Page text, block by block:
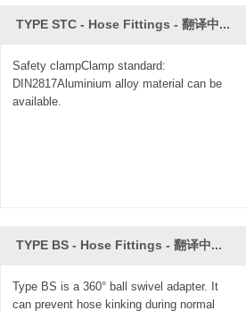
TYPE STC - Hose Fittings - 翻译中...
Safety clampClamp standard:
DIN2817Aluminium alloy material can be
available.
TYPE BS - Hose Fittings - 翻译中...
Type BS is a 360° ball swivel adapter. It
can prevent hose kinking during normal